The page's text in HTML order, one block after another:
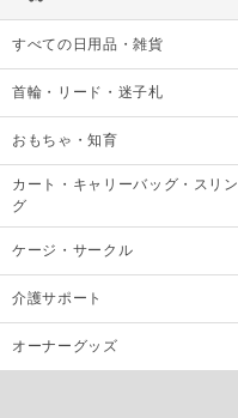
すべての日用品・雑貨
首輪・リード・迷子札
おもちゃ・知育
カート・キャリーバッグ・スリン
グ
ケージ・サークル
介護サポート
オーナーグッズ